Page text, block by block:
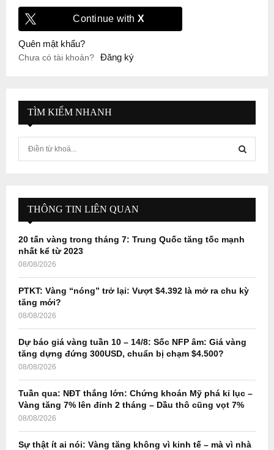
Continue with X
Quên mật khẩu?
Chưa có tài khoản? Đăng ký
TÌM KIẾM NHANH
f
r
E
A
H
THÔNG TIN LIÊN QUAN
20 tấn vàng trong tháng 7: Trung Quốc tăng tốc mạnh
nhất kể từ 2023
08/08/2026
PTKT: Vàng “nóng” trở lại: Vượt $4.392 là mở ra chu kỳ
tăng mới?
08/08/2026
Dự báo giá vàng tuần 10 – 14/8: Sốc NFP âm: Giá vàng
tăng dựng đứng 300USD, chuẩn bị chạm $4.500?
08/08/2026
Tuần qua: NĐT thắng lớn: Chứng khoán Mỹ phá kỉ lục –
Vàng tăng 7% lên đỉnh 2 tháng – Dầu thô cũng vọt 7%
08/08/2026
Sự thật ít ai nói: Vàng tăng không vì kinh tế – mà vì nhà